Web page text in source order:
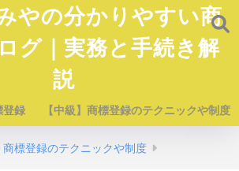
やの分かりやすい商
グ｜実務と手続き解
説
登録 【中級】商標登録のテクニックや制度
商標登録のテクニックや制度